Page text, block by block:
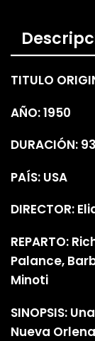
TITULO
AÑO: 1950
DURACIÓN:
PAÍS: USA
DIRECTOR:
REPARTO:
Palance,
Minoti
SINOPSIS:
Nueva